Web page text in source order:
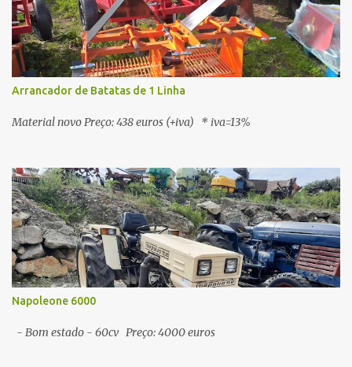
Arrancador de Batatas de 1 Linha
Material novo Preço: 438 euros (+iva) * iva=13%
Napoleone 6000
- Bom estado - 60cv Preço: 4000 euros